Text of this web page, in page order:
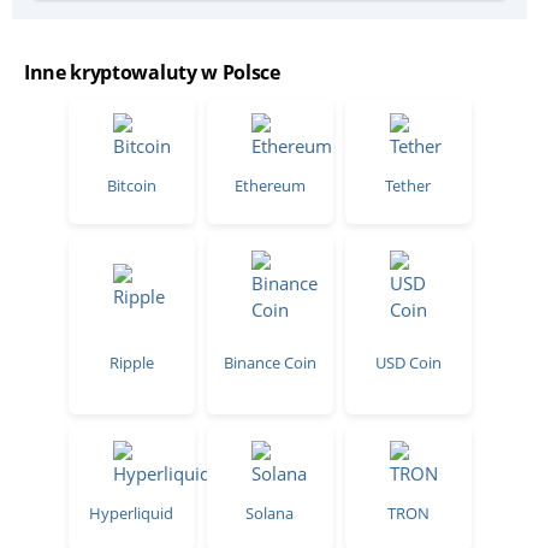
Inne kryptowaluty w Polsce
Bitcoin Ethereum Tether
Ripple Binance Coin USD Coin
Hyperliquid Solana TRON